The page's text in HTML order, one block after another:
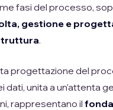
fasi del processo,
gestione e
.
progettazione del
dati, unita a un'attenta
rappresentano il